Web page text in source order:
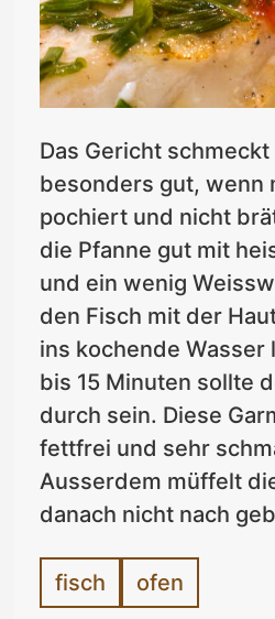
Das Gericht
besonders gut, wenn
pochiert und nicht
die Pfanne gut mit
und ein wenig
den Fisch mit der
ins kochende Wasser
bis 15 Minuten sollte
durch sein. Diese
fettfrei und sehr
Ausserdem müffelt
danach nicht nach
fisch ofen